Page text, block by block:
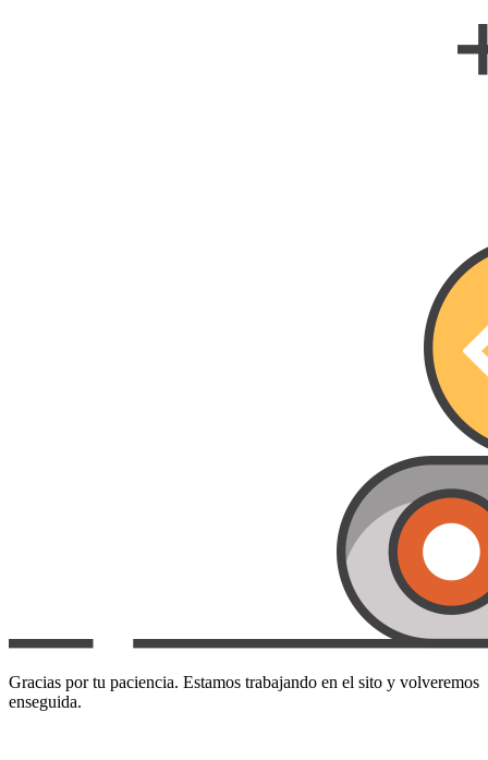
Gracias por tu paciencia. Estamos trabajando en el sito y volveremos
enseguida.